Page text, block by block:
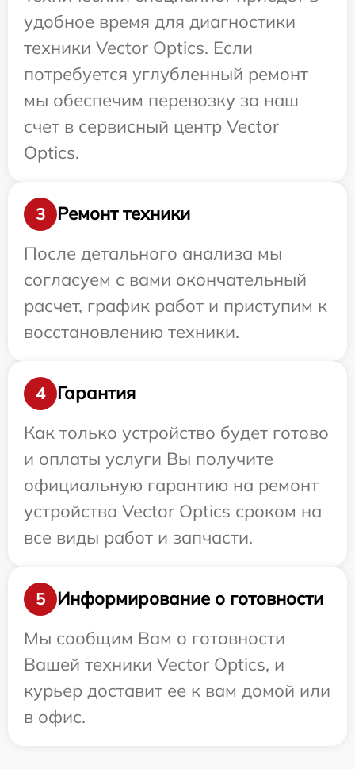
удобное время для диагностики
техники Vector Optics. Если
потребуется углубленный ремонт
мы обеспечим перевозку за наш
счет в сервисный центр Vector
Optics.
3
Ремонт техники
После детального анализа мы
согласуем с вами окончательный
расчет, график работ и приступим к
восстановлению техники.
4
Гарантия
Как только устройство будет готово
и оплаты услуги Вы получите
официальную гарантию на ремонт
устройства Vector Optics сроком на
все виды работ и запчасти.
5
Информирование о готовности
Мы сообщим Вам о готовности
Вашей техники Vector Optics, и
курьер доставит ее к вам домой или
в офис.